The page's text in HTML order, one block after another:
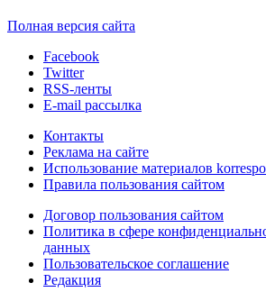
Полная версия сайта
Facebook
Twitter
RSS-ленты
E-mail рассылка
Контакты
Реклама на сайте
Использование материалов
Правила пользования сайтом
Договор пользования сайтом
Политика в сфере
данных
Пользовательское соглашение
Редакция